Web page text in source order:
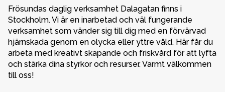
Frösundas daglig verksamhet Dalagatan finns i
Stockholm. Vi är en inarbetad och väl fungerande
verksamhet som vänder sig till dig med en förvärvad
hjärnskada genom en olycka eller yttre våld. Här får du
arbeta med kreativt skapande och friskvård för att lyfta
och stärka dina styrkor och resurser. Varmt välkommen
till oss!